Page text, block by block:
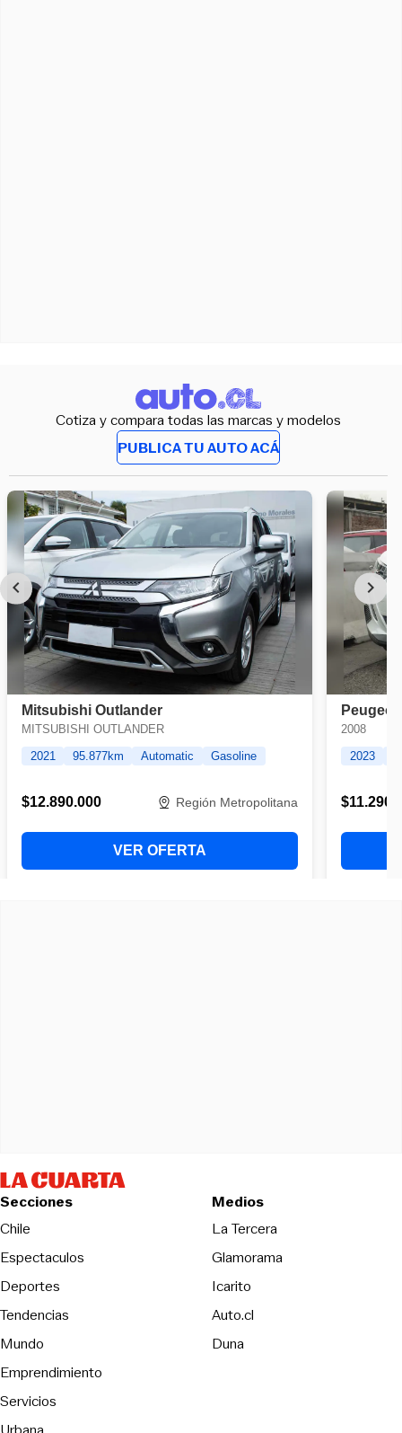
Cotiza y compara todas las marcas y modelos
PUBLICA TU AUTO ACÁ
Secciones
Chile
Espectaculos
Deportes
Tendencias
Mundo
Emprendimiento
Servicios
Medios
La Tercera
Glamorama
Icarito
Auto.cl
Duna